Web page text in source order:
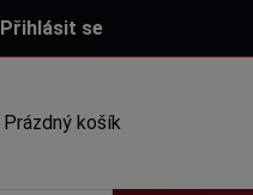
Přihlásit se
Prázdný košík